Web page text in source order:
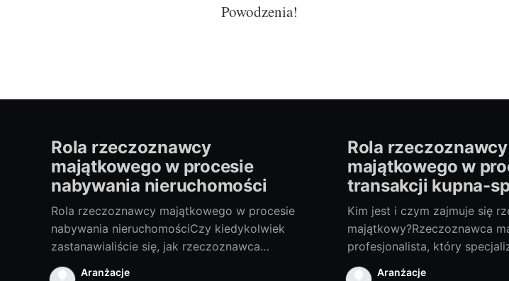
Powodzenia!
Rola rzeczoznawcy
majątkowego w procesie
nabywania nieruchomości
Rola rzeczoznawcy majątkowego w procesie
nabywania nieruchomościCzy kiedykolwiek
zastanawialiście się, jak rzeczoznawca
majątkowy wpływa na proces nabywania
Aranżacje
Rola rzeczoznawcy
majątkowego w
transakcji kupna-
Kim jest i czym zajmuje się
majątkowy?Rzeczoznawca
profesjonalista, który
szacowaniu wartości
Aranżacje